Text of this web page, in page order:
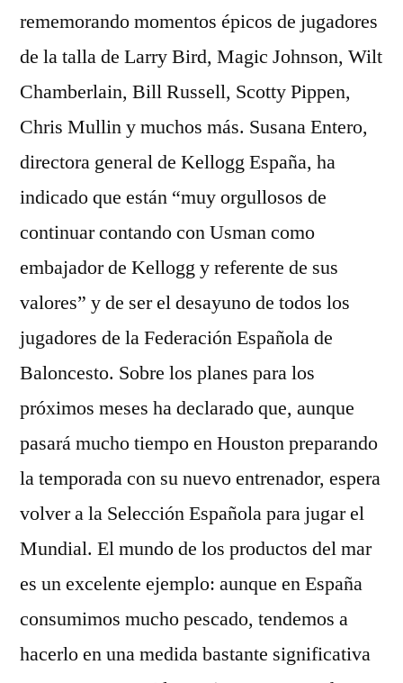
rememorando momentos épicos de jugadores
de la talla de Larry Bird, Magic Johnson, Wilt
Chamberlain, Bill Russell, Scotty Pippen,
Chris Mullin y muchos más. Susana Entero,
directora general de Kellogg España, ha
indicado que están “muy orgullosos de
continuar contando con Usman como
embajador de Kellogg y referente de sus
valores” y de ser el desayuno de todos los
jugadores de la Federación Española de
Baloncesto. Sobre los planes para los
próximos meses ha declarado que, aunque
pasará mucho tiempo en Houston preparando
la temporada con su nuevo entrenador, espera
volver a la Selección Española para jugar el
Mundial. El mundo de los productos del mar
es un excelente ejemplo: aunque en España
consumimos mucho pescado, tendemos a
hacerlo en una medida bastante significativa